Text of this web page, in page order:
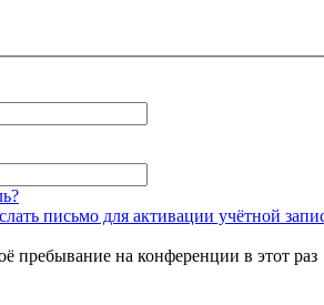
письмо для активации учётной
пребывание на конференции в этот раз